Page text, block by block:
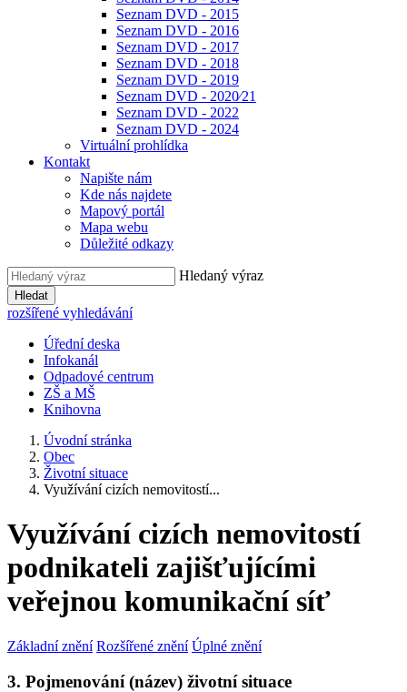
Seznam DVD - 2015
Seznam DVD - 2016
Seznam DVD - 2017
Seznam DVD - 2018
Seznam DVD - 2019
Seznam DVD - 2020⁄21
Seznam DVD - 2022
Seznam DVD - 2024
Virtuální prohlídka
Kontakt
Napište nám
Kde nás najdete
Mapový portál
Mapa webu
Důležité odkazy
Hledaný výraz
Hledat
rozšířené vyhledávání
Úřední deska
Infokanál
Odpadové centrum
ZŠ a MŠ
Knihovna
Úvodní stránka
Obec
Životní situace
Využívání cizích nemovitostí...
Využívání cizích nemovitostí
podnikateli zajišťujícími
veřejnou komunikační síť
Základní znění Rozšířené znění Úplné znění
3. Pojmenování (název) životní situace